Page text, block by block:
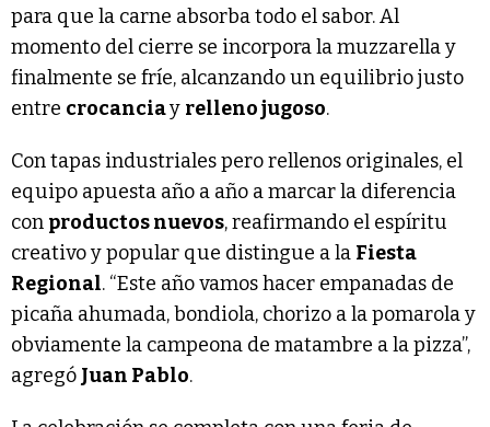
para que la carne absorba todo el sabor. Al
momento del cierre se incorpora la muzzarella y
finalmente se fríe, alcanzando un equilibrio justo
entre crocanciay relleno jugoso.
Con tapas industriales pero rellenos originales, el
equipo apuesta año a año a marcar la diferencia
con productos nuevos, reafirmando el espíritu
creativo y popular que distingue a la Fiesta
Regional. “Este año vamos hacer empanadas de
picaña ahumada, bondiola, chorizo a la pomarola y
obviamente la campeona de matambre a la pizza”,
agregó Juan Pablo.